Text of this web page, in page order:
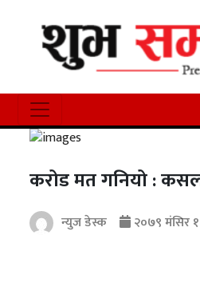
करोड मत गनियो :
न्युज डेस्क
२०७९ मंसिर